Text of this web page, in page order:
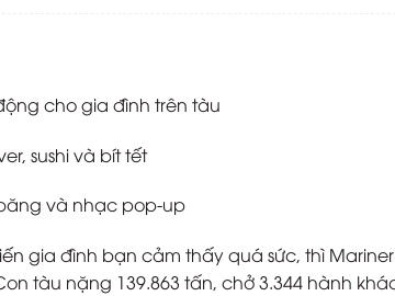
cho gia đình trên tàu
sushi và bít tết
và nhạc pop-up
gia đình bạn cảm thấy quá sức, thì
tàu nặng 139.863 tấn, chở 3.344 hành